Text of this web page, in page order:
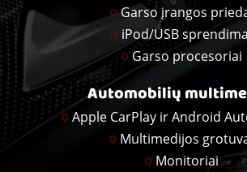
Garso įrangos
iPod/USB
Garso procesoriai
Automobilių
Apple CarPlay ir Android
Multimedijos
Monitoriai